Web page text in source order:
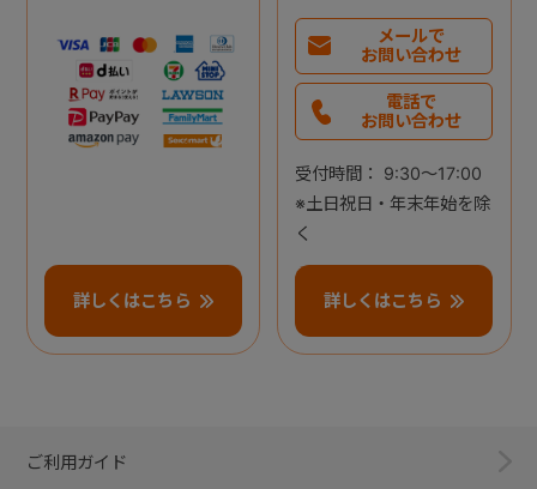
詳しくはこちら
メールで
お問い合わせ
電話で
お問い合わせ
受付時間： 9:30～17:00
※土日祝日・年末年始を除
く
詳しくはこちら
ご利用ガイド